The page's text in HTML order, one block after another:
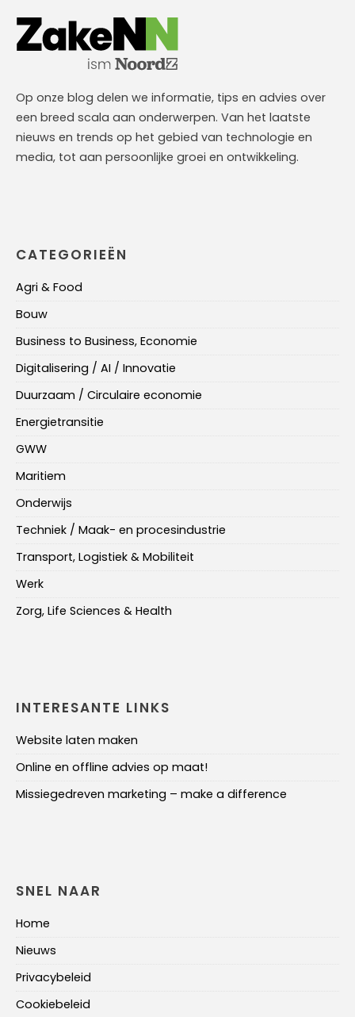
Op onze blog delen we informatie, tips en advies over
een breed scala aan onderwerpen. Van het laatste
nieuws en trends op het gebied van technologie en
media, tot aan persoonlijke groei en ontwikkeling.
CATEGORIEËN
Agri & Food
Bouw
Business to Business, Economie
Digitalisering / AI / Innovatie
Duurzaam / Circulaire economie
Energietransitie
GWW
Maritiem
Onderwijs
Techniek / Maak- en procesindustrie
Transport, Logistiek & Mobiliteit
Werk
Zorg, Life Sciences & Health
INTERESANTE LINKS
Website laten maken
Online en offline advies op maat!
Missiegedreven marketing – make a difference
SNEL NAAR
Home
Nieuws
Privacybeleid
Cookiebeleid